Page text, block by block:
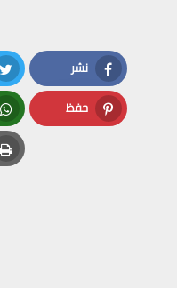
نشر
Facebook
حفظ
Pinterest